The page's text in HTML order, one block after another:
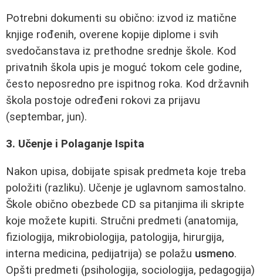
Potrebni dokumenti su obično: izvod iz matične
knjige rođenih, overene kopije diplome i svih
svedočanstava iz prethodne srednje škole. Kod
privatnih škola upis je moguć tokom cele godine,
često neposredno pre ispitnog roka. Kod državnih
škola postoje određeni rokovi za prijavu
(septembar, jun).
3. Učenje i Polaganje Ispita
Nakon upisa, dobijate spisak predmeta koje treba
položiti (razliku). Učenje je uglavnom samostalno.
Škole obično obezbede CD sa pitanjima ili skripte
koje možete kupiti. Stručni predmeti (anatomija,
fiziologija, mikrobiologija, patologija, hirurgija,
interna medicina, pedijatrija) se polažu usmeno.
Opšti predmeti (psihologija, sociologija, pedagogija)